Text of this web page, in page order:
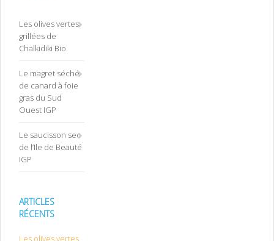
Les olives vertes
grillées de
Chalkidiki Bio
Le magret séché
de canard à foie
gras du Sud
Ouest IGP
Le saucisson sec
de l’Ile de Beauté
IGP
ARTICLES
RÉCENTS
Les olives vertes